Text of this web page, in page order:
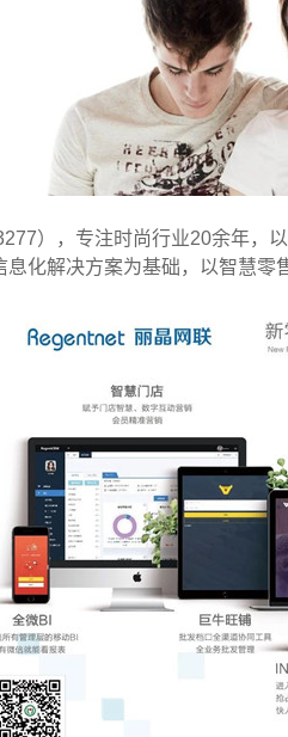
），专注时尚行业20余年，
息化解决方案为基础，以智慧零